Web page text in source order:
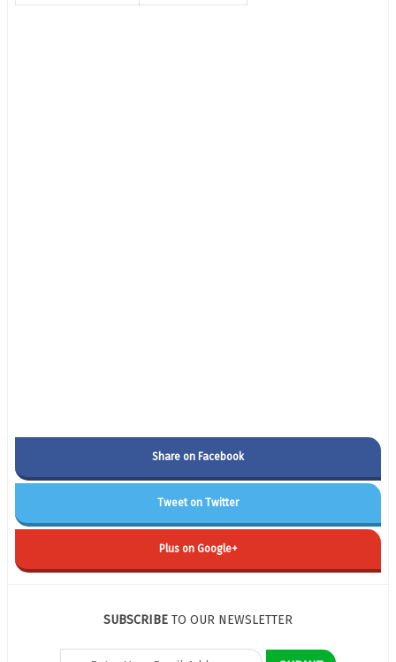
Share on Facebook
Tweet on Twitter
Plus on Google+
SUBSCRIBE TO OUR NEWSLETTER